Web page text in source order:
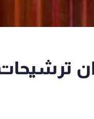
ترشيحات